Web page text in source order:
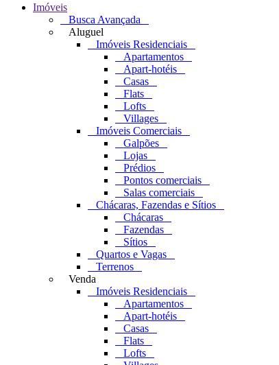
Imóveis
Busca Avançada
Aluguel
Imóveis Residenciais
Apartamentos
Apart-hotéis
Casas
Flats
Lofts
Villages
Imóveis Comerciais
Galpões
Lojas
Prédios
Pontos comerciais
Salas comerciais
Chácaras, Fazendas e Sítios
Chácaras
Fazendas
Sítios
Quartos e Vagas
Terrenos
Venda
Imóveis Residenciais
Apartamentos
Apart-hotéis
Casas
Flats
Lofts